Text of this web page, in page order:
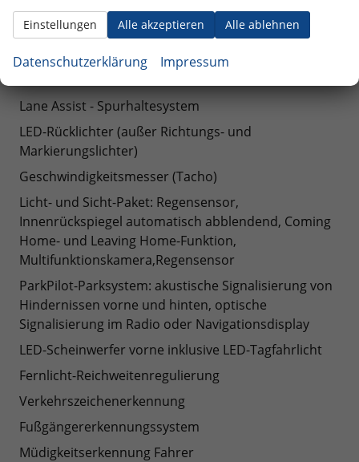
Start-/Stopp-Funktion
ISOFIX - Vorbereitung zur Befestigung eines
Kindersitzes auf dem Beifahrersitz und auf den
Lane Assist - Spurhaltesystem
LED-Rücklichter (außer Richtungs- und
Markierungslichter)
Geschwindigkeitsmesser (Tacho)
Licht- und Sicht-Paket: Regensensor,
Innenrückspiegel automatisch abblendend, Coming
Home- und Leaving Home-Funktion,
Multifunktionskamera,Regensensor
ParkPilot-Parksystem: akustische Signalisierung von
Hindernissen vorne und hinten, optische
Signalisierung im Radio oder Navigationsdisplay
LED-Scheinwerfer vorne inklusive LED-Tagfahrlicht
Fernlicht-Reichweitenregulierung
Verkehrszeichenerkennung
Fußgängererkennungssystem
Müdigkeitserkennung Fahrer
Alle akzeptieren Alle ablehnen
Einstellungen
Datenschutzerklärung Impressum